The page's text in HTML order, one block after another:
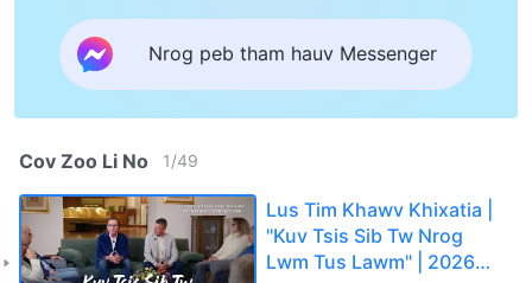
Nrog peb tham hauv Messenger
Cov Zoo Li No 1/49
Lus Tim Khawv Khixatia |
"Kuv Tsis Sib Tw Nrog
Lwm Tus Lawm" | 2026